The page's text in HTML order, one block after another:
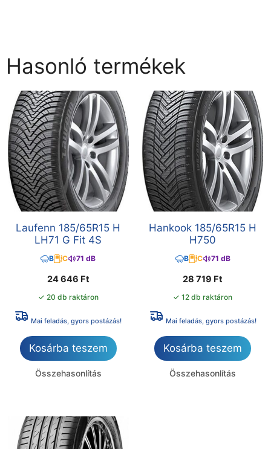
Hasonló termékek
Laufenn 185/65R15 H
LH71 G Fit 4S
B C 71 dB
24 646 Ft
✓ 20 db raktáron
Mai feladás, gyors postázás!
Kosárba teszem
Összehasonlítás
Hankook 185/65R15 H
H750
B C 71 dB
28 719 Ft
✓ 12 db raktáron
Mai feladás, gyors postázás!
Kosárba teszem
Összehasonlítás